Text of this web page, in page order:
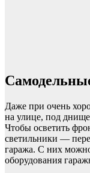
Даже при очень
на улице, под
Чтобы осветить
светильники —
гаража. С них
оборудования